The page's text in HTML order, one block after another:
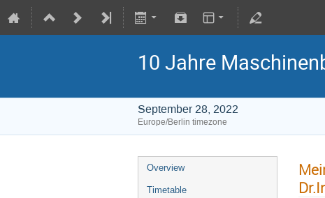
10 Jahre
September 28, 2022
Europe/Berlin timezone
Overview
Timetable